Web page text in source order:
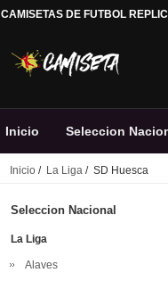
CAMISETAS DE FUTBOL
Inicio Seleccion
Inicio / La Liga / SD Huesca
Seleccion Nacional
La Liga
Alaves